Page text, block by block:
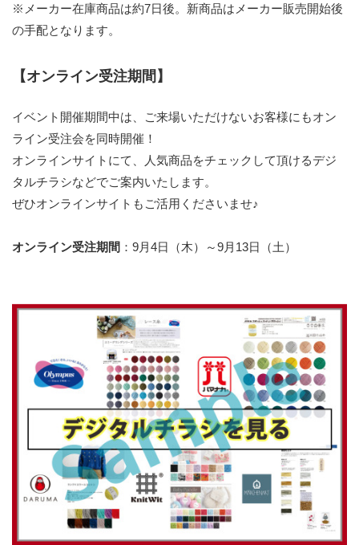
※メーカー在庫商品は約7日後。新商品はメーカー販売開始後
の手配となります。
【オンライン受注期間】
イベント開催期間中は、ご来場いただけないお客様にもオン
ライン受注会を同時開催！
オンラインサイトにて、人気商品をチェックして頂けるデジ
タルチラシなどでご案内いたします。
ぜひオンラインサイトもご活用くださいませ♪
オンライン受注期間 ：9月4日（木）～9月13日（土）